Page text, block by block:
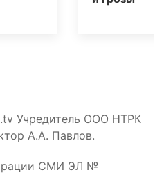
Учредитель ООО НТРК
А.А. Павлов.
СМИ ЭЛ №